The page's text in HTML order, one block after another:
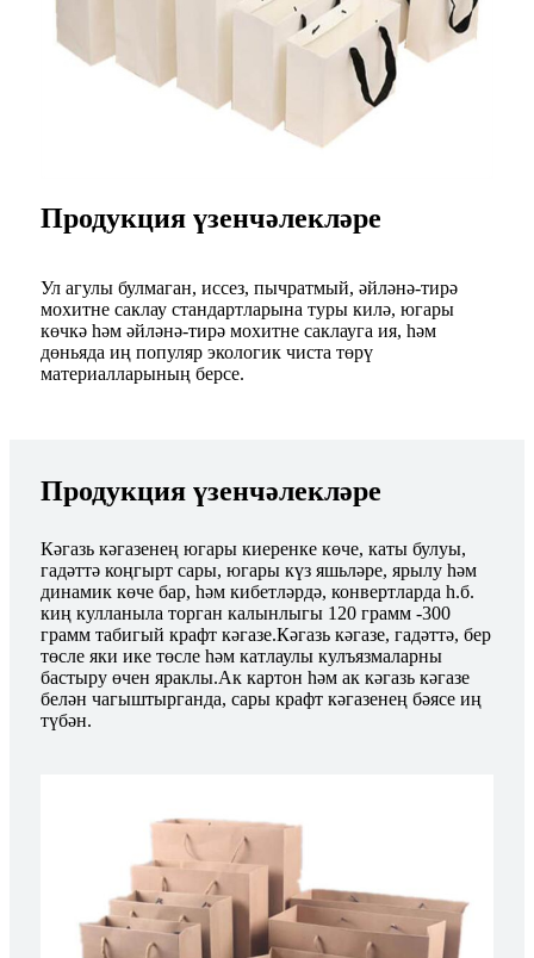
Продукция үзенчәлекләре
Ул агулы булмаган, иссез, пычратмый, әйләнә-тирә
мохитне саклау стандартларына туры килә, югары
көчкә һәм әйләнә-тирә мохитне саклауга ия, һәм
дөньяда иң популяр экологик чиста төрү
материалларының берсе.
Продукция үзенчәлекләре
Кәгазь кәгазенең югары киеренке көче, каты булуы,
гадәттә коңгырт сары, югары күз яшьләре, ярылу һәм
динамик көче бар, һәм кибетләрдә, конвертларда һ.б.
киң кулланыла торган калынлыгы 120 грамм -300
грамм табигый крафт кәгазе.Кәгазь кәгазе, гадәттә, бер
төсле яки ике төсле һәм катлаулы кулъязмаларны
бастыру өчен яраклы.Ак картон һәм ак кәгазь кәгазе
белән чагыштырганда, сары крафт кәгазенең бәясе иң
түбән.